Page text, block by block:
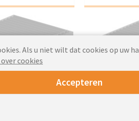
Als u niet wilt dat cookies op uw
cookies
Accepteren